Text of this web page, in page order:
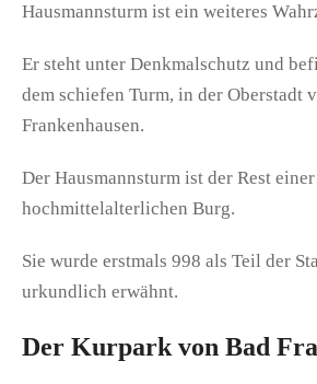
Hausmannsturm ist ein weiteres
Er steht unter Denkmalschutz und
dem schiefen Turm, in der Oberstadt
Frankenhausen.
Der Hausmannsturm ist der Rest einer
hochmittelalterlichen Burg.
Sie wurde erstmals 998 als Teil der
urkundlich erwähnt.
Der Kurpark von Bad